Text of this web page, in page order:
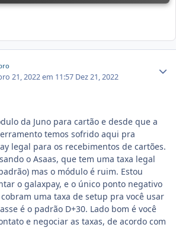
21, 2022 em 11:57 Dez 21, 2022
da Juno para cartão e desde que a
temos sofrido aqui pra
legal para os recebimentos de cartões.
o Asaas, que tem uma taxa legal
mas o módulo é ruim. Estou
o galaxpay, e o único ponto negativo
uma taxa de setup pra você usar
é o padrão D+30. Lado bom é você
e negociar as taxas, de acordo com